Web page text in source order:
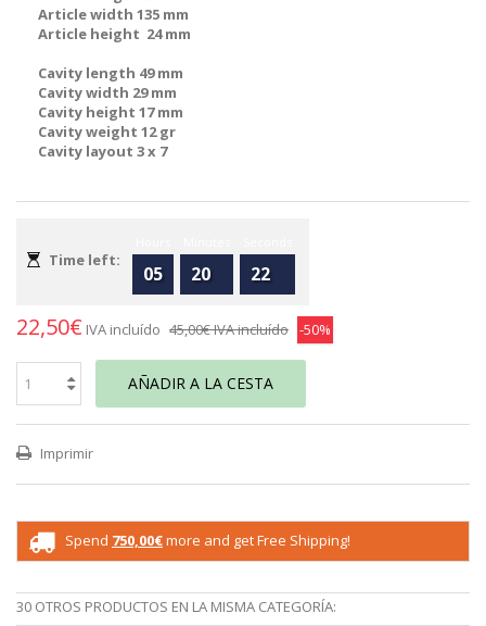
Article width 135 mm
Article height 24 mm
Cavity length 49 mm
Cavity width 29 mm
Cavity height 17 mm
Cavity weight 12 gr
Cavity layout 3 x 7
Time left:
05 20 22
22,50€ IVA incluído 45,00€IVA incluído -50%
AÑADIR A LA CESTA
Imprimir
Spend 750,00€more and get Free Shipping!
30 OTROS PRODUCTOS EN LA MISMA CATEGORÍA: